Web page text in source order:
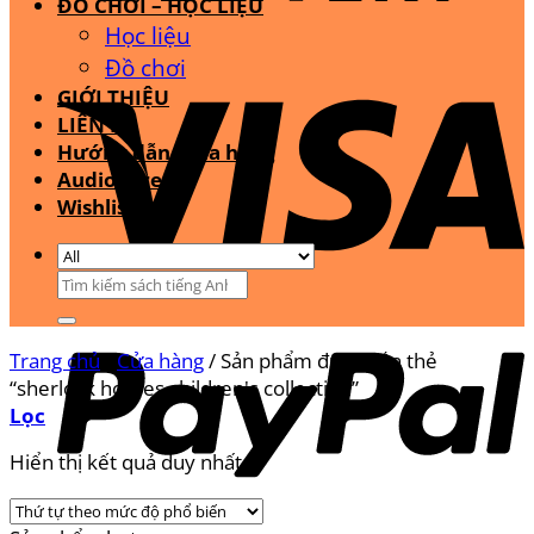
Học liệu
Đồ chơi
GIỚI THIỆU
LIÊN HỆ
Hướng dẫn mua hàng
Audio Stream
Wishlist
Tìm
Trang chủ/Cửa hàng/Sản phẩm được gắn thẻ
“sherlock homes children's collection”
Lọc
Hiển thị kết quả duy nhất